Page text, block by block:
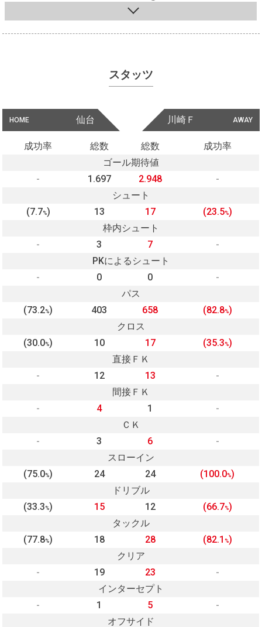
スタッツ
HOME 仙台 AWAY
川崎Ｆ
成功率 総数 総数
成功率
ゴール期待値
-
1.697 2.948
-
シュート
(7.7%) 13 17 (23.5%)
枠内シュート
-
3 7
-
PKによるシュート
-
0 0
-
パス
(73.2%) 403 658 (82.8%)
クロス
(30.0%) 10 17 (35.3%)
直接ＦＫ
-
12 13
-
間接ＦＫ
-
4 1
-
ＣＫ
-
3 6
-
スローイン
(75.0%) 24 24 (100.0%)
ドリブル
(33.3%) 15 12 (66.7%)
タックル
(77.8%) 18 28 (82.1 %)
クリア
-
19 23
-
インターセプト
-
1 5
-
オフサイド